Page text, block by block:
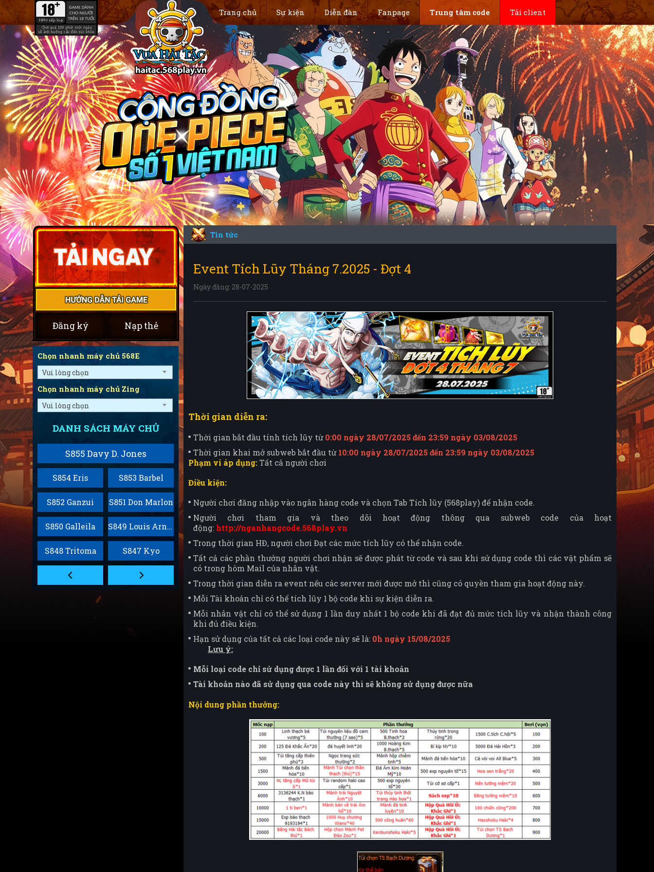
Trang chủ Sự kiện Diễn đàn Fanpage Trung tâm code Tải client
Đăng ký Nạp thẻ
Chọn nhanh máy chủ 568E
Vui lòng chọn
Chọn nhanh máy chủ Zing
Vui lòng chọn
DANH SÁCH MÁY CHỦ
S855 Davy D. Jones
S854 Eris S853 Barbel
S852 Ganzui S851 Don Marlon
S850 Galleila S849 Louis Arnote
S848 Tritoma S847 Kyo
Tin tức
Event Tích Lũy Tháng 7.2025 - Đợt 4
Ngày đăng: 28-07-2025
Thời gian diễn ra:
Thời gian bắt đầu tính tích lũy từ0:00 ngày 28/07/2025 đến 23:59 ngày 03/08/2025
Thời gian khai mở subweb bắt đầu từ10:00 ngày 28/07/2025 đến 23:59 ngày 03/08/2025
Phạm vi áp dụng:Tất cả người chơi
Điều kiện:
Người chơi đăng nhập vào ngân hàng code và chọn Tab Tích lũy (568play) để nhận code.
Người chơi tham gia và theo dõi hoạt động thông qua subweb code của hoạt
động: http://nganhangcode.568play.vn
Trong thời gian HĐ, người chơi Đạt các mức tích lũy có thể nhận code.
Tất cả các phần thưởng người chơi nhận sẽ được phát từ code và sau khi sử dụng code thì các vật phẩm sẽ
có trong hòm Mail của nhân vật.
Trong thời gian diễn ra event nếu các server mới được mở thì cũng có quyền tham gia hoạt động này.
Mỗi Tài khoản chỉ có thể tích lũy 1 bộ code khi sự kiện diễn ra.
Mỗi nhân vật chỉ có thể sử dụng 1 lần duy nhất 1 bộ code khi đã đạt đủ mức tích lũy và nhận thành công
khi đủ điều kiện.
Hạn sử dụng của tất cả các loại code này sẽ là: 0h ngày 15/08/2025
Lưu ý:
Mỗi loại code chỉ sử dụng được 1 lần đối với 1 tài khoản
Tài khoản nào đã sử dụng qua code này thì sẽ không sử dụng được nữa
Nội dung phần thưởng: